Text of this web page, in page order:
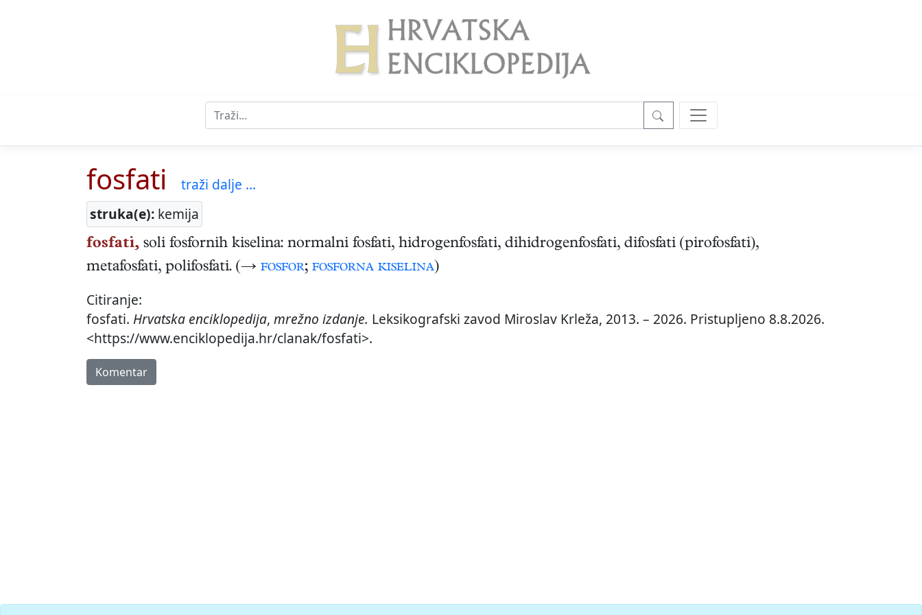
fosfati
traži dalje ...
struka(e): kemija
fosfati, soli fosfornih kiselina: normalni fosfati, hidrogenfosfati, dihidrogenfosfati, difosfati (pirofosfati),
metafosfati, polifosfati. (→ fosfor; fosforna kiselina)
Citiranje:
fosfati. Hrvatska enciklopedija, mrežno izdanje. Leksikografski zavod Miroslav Krleža, 2013. – 2026. Pristupljeno 8.8.2026.
<https://www.enciklopedija.hr/clanak/fosfati>.
Komentar